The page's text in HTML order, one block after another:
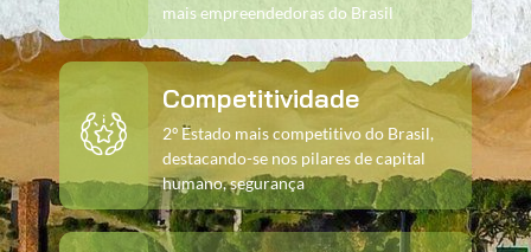
mais empreendedoras do Brasil
Competitividade
2º Estado mais competitivo do Brasil,
destacando-se nos pilares de capital
humano, segurança